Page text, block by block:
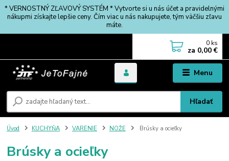
* VERNOSTNÝ ZĽAVOVÝ SYSTÉM * Vytvorte si u nás účet a pravidelnými
nákupmi získajte lepšie ceny. Čím viac u nás nakupujete, tým väčšiu zľavu
máte.
Menu
Hľadať
0 ks
za 0,00 €
Úvod KUCHYŇA VARENIE NOŽE Brúsky a ocieľky
Brúsky a ocieľky